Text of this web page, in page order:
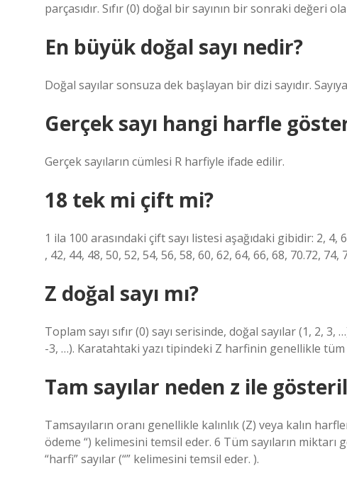
parçasıdır. Sıfır (0) doğal bir sayının bir sonraki değeri
En büyük doğal sayı nedir?
Doğal sayılar sonsuza dek başlayan bir dizi sayıdır.
Gerçek sayı hangi harfle
Gerçek sayıların cümlesi R harfiyle ifade edilir.
18 tek mi çift mi?
1 ila 100 arasındaki çift sayı listesi aşağıdaki gibidir: 2, 4,
, 42, 44, 48, 50, 52, 54, 56, 58, 60, 62, 64, 66, 68, 70.72,
Z doğal sayı mı?
Toplam sayı sıfır (0) sayı serisinde, doğal sayılar (1, 2,
-3, …). Karatahtaki yazı tipindeki Z harfinin genellikle tüm
Tam sayılar neden z ile
Tamsayıların oranı genellikle kalınlık (Z) veya kalın
ödeme “) kelimesini temsil eder. 6 Tüm sayıların
“harfi” sayılar (“” kelimesini temsil eder. ).